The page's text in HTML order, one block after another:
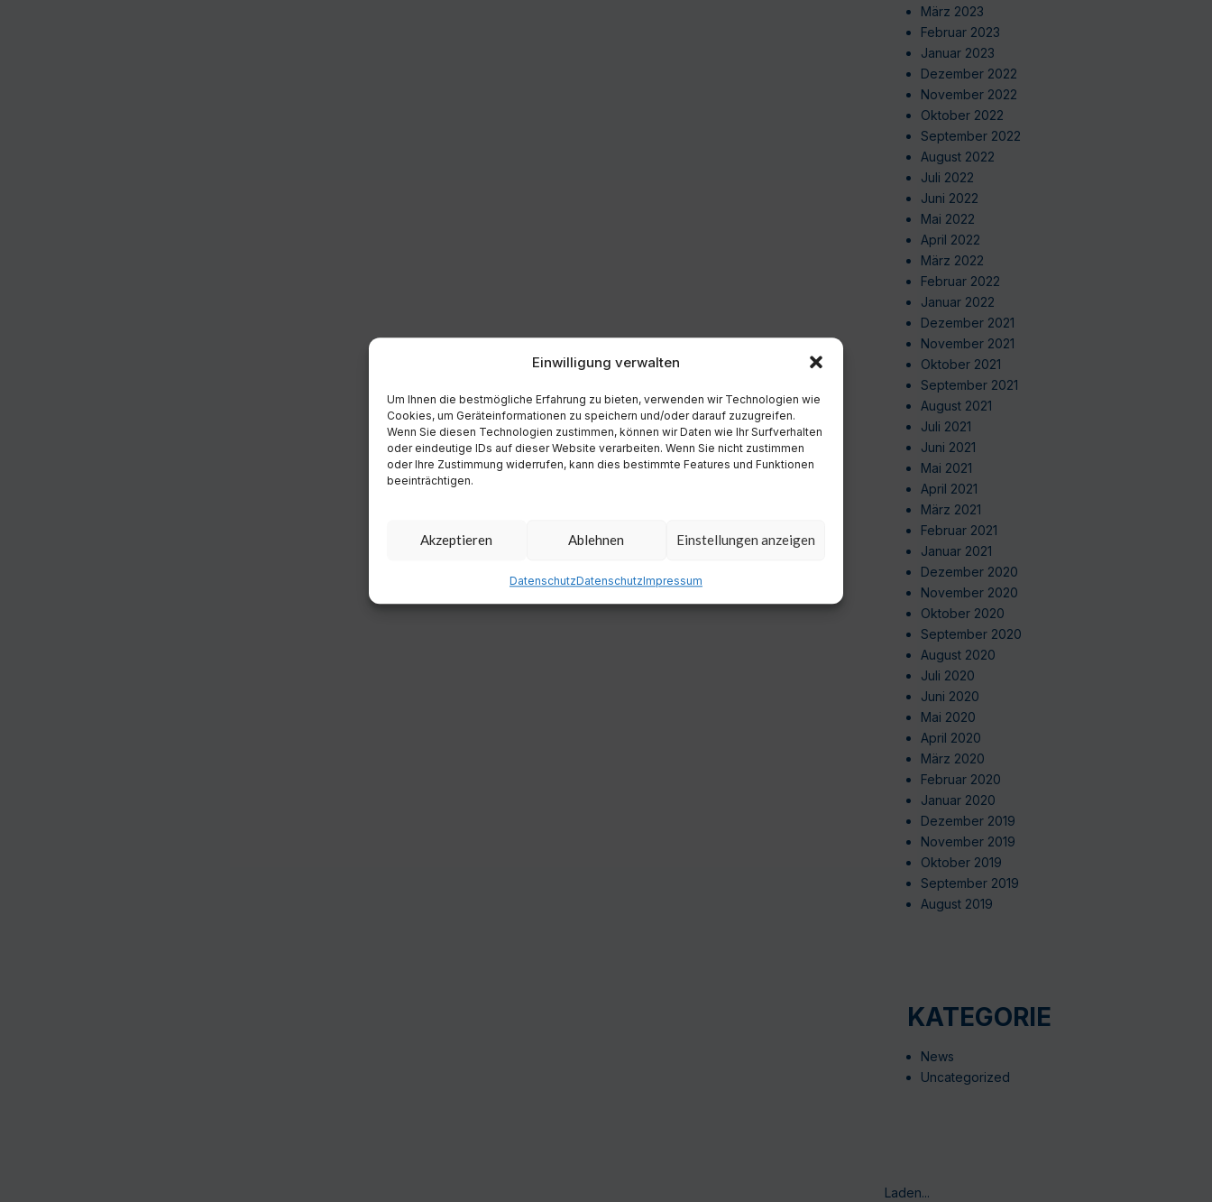
Einwilligung verwalten
Um Ihnen die bestmögliche Erfahrung zu bieten, verwenden wir Technologien wie
Cookies, um Geräteinformationen zu speichern und/oder darauf zuzugreifen.
Wenn Sie diesen Technologien zustimmen, können wir Daten wie Ihr Surfverhalten
oder eindeutige IDs auf dieser Website verarbeiten. Wenn Sie nicht zustimmen
oder Ihre Zustimmung widerrufen, kann dies bestimmte Features und Funktionen
beeinträchtigen.
Akzeptieren Ablehnen Einstellungen anzeigen
DatenschutzDatenschutzImpressum
März 2023
Februar 2023
Januar 2023
Dezember 2022
November 2022
Oktober 2022
September 2022
August 2022
Juli 2022
Juni 2022
Mai 2022
April 2022
März 2022
Februar 2022
Januar 2022
Dezember 2021
November 2021
Oktober 2021
September 2021
August 2021
Juli 2021
Juni 2021
Mai 2021
April 2021
März 2021
Februar 2021
Januar 2021
Dezember 2020
November 2020
Oktober 2020
September 2020
August 2020
Juli 2020
Juni 2020
Mai 2020
April 2020
März 2020
Februar 2020
Januar 2020
Dezember 2019
November 2019
Oktober 2019
September 2019
August 2019
KATEGORIE
News
Uncategorized
Laden...